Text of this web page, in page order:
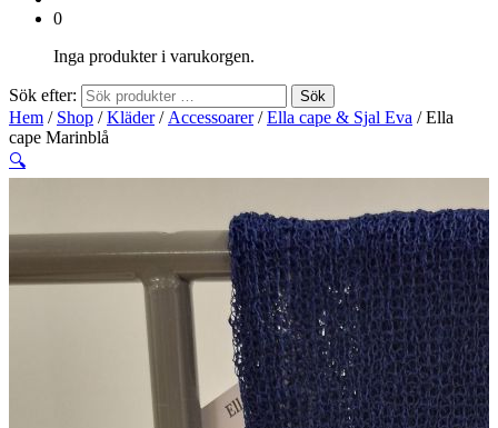
0
Inga produkter i varukorgen.
Sök efter: Sök
Hem / Shop /Kläder/ Accessoarer/Ella cape & Sjal Eva / Ella
cape Marinblå
🔍